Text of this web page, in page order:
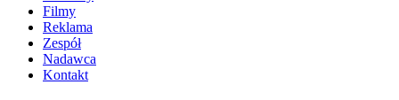
Filmy
Reklama
Zespół
Nadawca
Kontakt